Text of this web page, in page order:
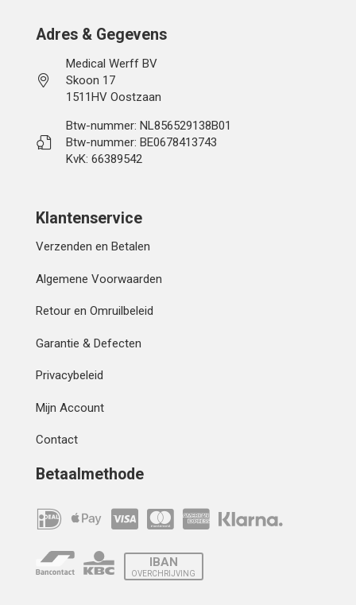
Adres & Gegevens
Medical Werff BV
Skoon 17
1511HV Oostzaan
Btw-nummer: NL856529138B01
Btw-nummer: BE0678413743
KvK: 66389542
Klantenservice
Verzenden en Betalen
Algemene Voorwaarden
Retour en Omruilbeleid
Garantie & Defecten
Privacybeleid
Mijn Account
Contact
Betaalmethode
IBAN
OVERCHRIJVING